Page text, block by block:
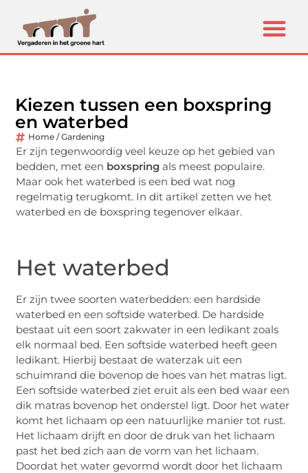
Kiezen tussen een boxspring
en waterbed
Home / Gardening
Er zijn tegenwoordig veel keuze op het gebied van
bedden, met een boxspring als meest populaire.
Maar ook het waterbed is een bed wat nog
regelmatig terugkomt. In dit artikel zetten we het
waterbed en de boxspring tegenover elkaar.
Het waterbed
Er zijn twee soorten waterbedden: een hardside
waterbed en een softside waterbed. De hardside
bestaat uit een soort zakwater in een ledikant zoals
elk normaal bed. Een softside waterbed heeft geen
ledikant. Hierbij bestaat de waterzak uit een
schuimrand die bovenop de hoes van het matras ligt.
Een softside waterbed ziet eruit als een bed waar een
dik matras bovenop het onderstel ligt. Door het water
komt het lichaam op een natuurlijke manier tot rust.
Het lichaam drijft en door de druk van het lichaam
past het bed zich aan de vorm van het lichaam.
Doordat het water gevormd wordt door het lichaam